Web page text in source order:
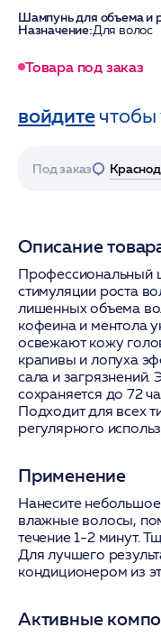
Шампунь для объема и
Назначение:Для волос
Товара под заказ
войдитечтобы
Под заказ
Описание
Профессиональный
стимуляции роста
лишенных объема
кофеина и ментола
освежают кожу
крапивы и лопуха
сала и
сохраняется до 72
Подходит для всех
регулярного
Применение
Нанесите
влажные волосы,
течение 1-2 минут.
Для лучшего
кондиционером из
Активные